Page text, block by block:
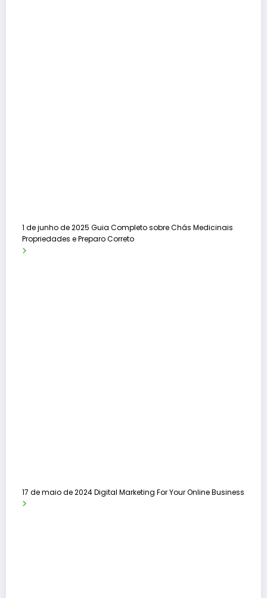
1 de junho de 2025 Guia Completo sobre Chás Medicinais
Propriedades e Preparo Correto
17 de maio de 2024Digital Marketing For Your Online Business